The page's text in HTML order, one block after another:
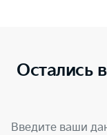
Остались
Введите ваши